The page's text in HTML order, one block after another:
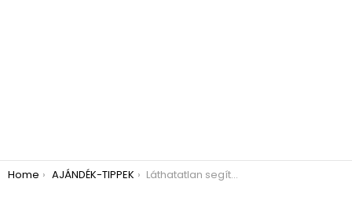
You are here:
Home AJÁNDÉK-TIPPEK Láthatatlan segítő a konyhában – Bosch SMV4ENX06E mosogatógép